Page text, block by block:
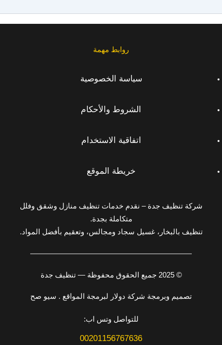
روابط مهمة
سياسة الخصوصية
الشروط والأحكام
اتفاقية الاستخدام
خريطة الموقع
شركة تنظيف جدة – نقدم خدمات تنظيف منازل وشقق وفلل
متكاملة بجدة.
تنظيف بالبخار، غسيل سجاد ومجالس، وتعقيم بأفضل المواد.
© 2025 جميع الحقوق محفوظة — تنظيف جدة
تصميم وبرمجة شركة دولار لبرمجة المواقع . سيو صح
للتواصل وتس اب:
00201156767636